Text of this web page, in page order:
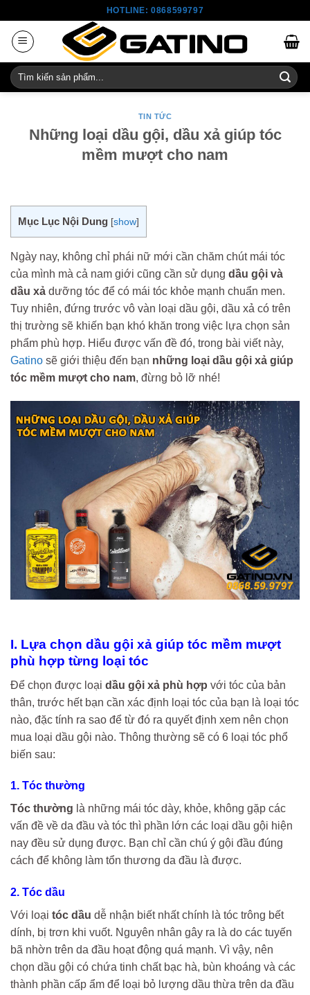
content
HOTLINE: 0868599797
Tìm
kiếm:
TIN TỨC
Những loại dầu gội, dầu xả giúp tóc
mềm mượt cho nam
Mục Lục Nội Dung [show]
Ngày nay, không chỉ phái nữ mới cần chăm chút mái tóc
của mình mà cả nam giới cũng cần sử dụng dầu gội và
dầu xả dưỡng tóc để có mái tóc khỏe mạnh chuẩn men.
Tuy nhiên, đứng trước vô vàn loại dầu gội, dầu xả có trên
thị trường sẽ khiến bạn khó khăn trong việc lựa chọn sản
phẩm phù hợp. Hiểu được vấn đề đó, trong bài viết này,
Gatino sẽ giới thiệu đến bạn những loại dầu gội xả giúp
tóc mềm mượt cho nam, đừng bỏ lỡ nhé!
I. Lựa chọn dầu gội xả giúp tóc mềm mượt
phù hợp từng loại tóc
Để chọn được loại dầu gội xả phù hợp với tóc của bản
thân, trước hết bạn cần xác định loại tóc của bạn là loại tóc
nào, đặc tính ra sao để từ đó ra quyết định xem nên chọn
mua loại dầu gội nào. Thông thường sẽ có 6 loại tóc phổ
biến sau:
1. Tóc thường
Tóc thường là những mái tóc dày, khỏe, không gặp các
vấn đề về da đầu và tóc thì phần lớn các loại dầu gội hiện
nay đều sử dụng được. Bạn chỉ cần chú ý gội đầu đúng
cách để không làm tổn thương da đầu là được.
2. Tóc dầu
Với loại tóc dầu dễ nhận biết nhất chính là tóc trông bết
dính, bị trơn khi vuốt. Nguyên nhân gây ra là do các tuyến
bã nhờn trên da đầu hoạt động quá mạnh. Vì vậy, nên
chọn dầu gội có chứa tinh chất bạc hà, bùn khoáng và các
thành phần cấp ẩm để loại bỏ lượng dầu thừa trên da đầu